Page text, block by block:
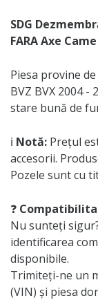
SDG
FARA Axe Came
Piesa provine de
BVZ BVX 2004 -
stare bună de
ℹ️ Notă: Prețul
accesorii.
Pozele sunt cu
❓
Nu sunteți
identificarea
disponibile.
Trimiteți-ne un
(VIN) și piesa